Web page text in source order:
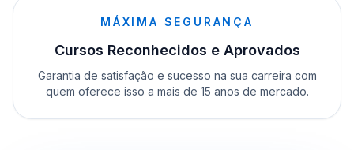
MÁXIMA SEGURANÇA
Cursos Reconhecidos e Aprovados
Garantia de satisfação e sucesso na sua carreira com
quem oferece isso a mais de 15 anos de mercado.